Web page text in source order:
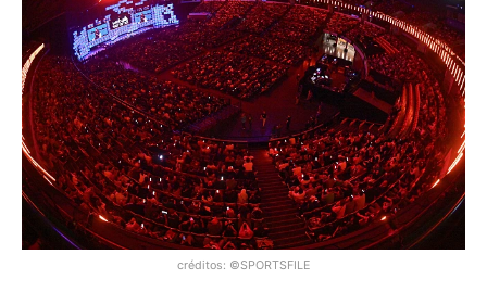
créditos: ©SPORTSFILE